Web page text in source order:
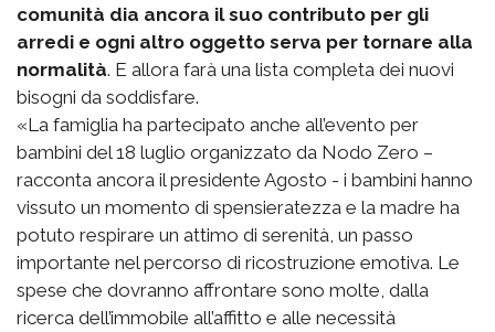
comunità dia ancora il suo contributo per gli
arredi e ogni altro oggetto serva per tornare alla
normalità. E allora farà una lista completa dei nuovi
bisogni da soddisfare.
«La famiglia ha partecipato anche all’evento per
bambini del 18 luglio organizzato da Nodo Zero –
racconta ancora il presidente Agosto - i bambini hanno
vissuto un momento di spensieratezza e la madre ha
potuto respirare un attimo di serenità, un passo
importante nel percorso di ricostruzione emotiva. Le
spese che dovranno affrontare sono molte, dalla
ricerca dell’immobile all’affitto e alle necessità